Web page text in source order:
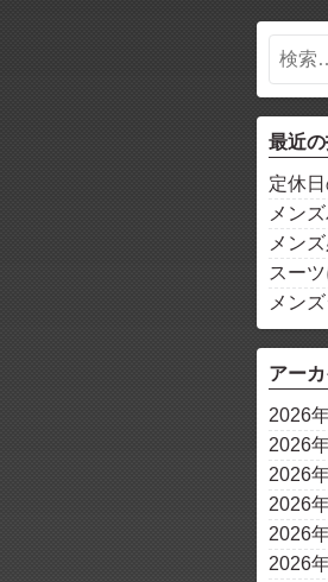
最近
定休
メン
メン
スー
メン
アー
2026
2026
2026
2026
2026
2026